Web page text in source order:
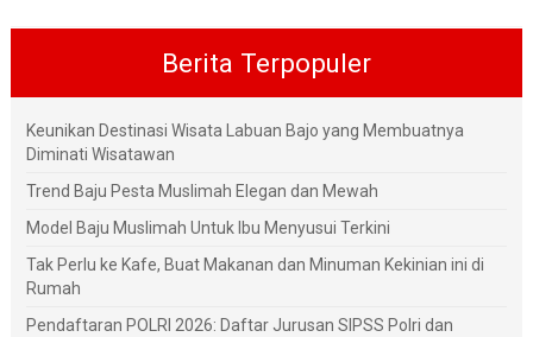
Berita Terpopuler
Keunikan Destinasi Wisata Labuan Bajo yang Membuatnya
Diminati Wisatawan
Trend Baju Pesta Muslimah Elegan dan Mewah
Model Baju Muslimah Untuk Ibu Menyusui Terkini
Tak Perlu ke Kafe, Buat Makanan dan Minuman Kekinian ini di
Rumah
Pendaftaran POLRI 2026: Daftar Jurusan SIPSS Polri dan